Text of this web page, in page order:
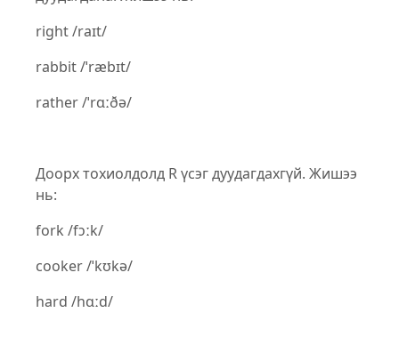
right /raɪt/
rabbit /ˈræbɪt/
rather /ˈrɑːðə/
Доорх тохиолдолд R үсэг дуудагдахгүй. Жишээ
нь:
fork /fɔːk/
cooker /ˈkʊkə/
hard /hɑːd/